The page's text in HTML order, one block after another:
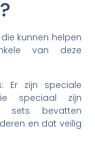
kunnen helpen
van deze
Er zijn speciale
speciaal zijn
sets bevatten
en dat veilig